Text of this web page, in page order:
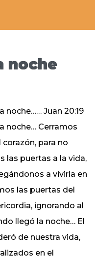
noche
noche…… Juan 20:19
noche… Cerramos
corazón, para no
las puertas a la vida,
a vivirla en
las puertas del
ignorando al
llegó la noche… El
de nuestra vida,
en el